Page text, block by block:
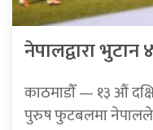
नेपालद्वारा
काठमाडौँ — १३ औं
पुरुष फुटबलमा नेपालले